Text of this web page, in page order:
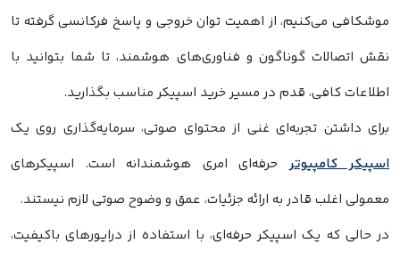
موشکافی می‌کنیم، از اهمیت توان خروجی و پاسخ فرکانسی گرفته تا
نقش اتصالات گوناگون و فناوری‌های هوشمند، تا شما بتوانید با
اطلاعات کافی، قدم در مسیر خرید اسپیکر مناسب بگذارید.
برای داشتن تجربه‌ای غنی از محتوای صوتی، سرمایه‌گذاری روی یک
اسپیکر کامپیوترحرفه‌ای امری هوشمندانه است. اسپیکرهای
معمولی اغلب قادر به ارائه جزئیات، عمق و وضوح صوتی لازم نیستند.
در حالی که یک اسپیکر حرفه‌ای، با استفاده از درایورهای باکیفیت،